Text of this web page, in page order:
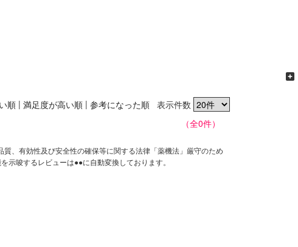
順 | 満足度が高い順 | 参考になった順 表示件数
（全0件）
質、有効性及び安全性の確保等に関する法律「薬機法」厳守のため
示唆するレビューは●●に自動変換しております。